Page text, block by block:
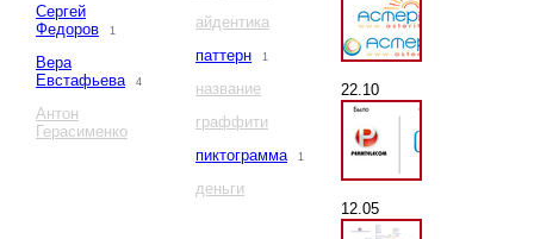
Сергей
Федоров
1
Вера
Евстафьева
4
Антон
Герасименко
айдентика
паттерн
1
название
граффити
пиктограмма
1
деньги
22.10
12.05